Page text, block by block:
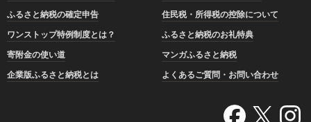
ふるさと納税の確定申告
住民税・所得税の控除について
ワンストップ特例制度とは？
ふるさと納税のお礼特典
寄附金の使い道
マンガふるさと納税
企業版ふるさと納税とは
よくあるご質問・お問い合わせ